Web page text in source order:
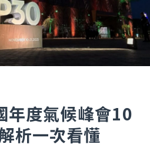
年度氣候峰會10
析一次看懂